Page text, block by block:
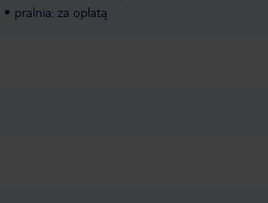
pralnia: za opłatą